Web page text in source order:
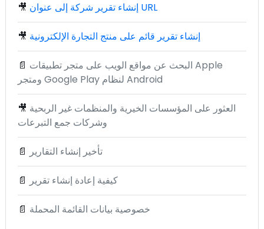
🎥 إنشاء تقرير شركة إلى عنوان URL
🎥 إنشاء تقرير قائم على منتج التجارة الإلكترونية
📄 البحث عن مواقع الويب على متجر تطبيقات Apple
ومتجر Google Play لنظام Android
🎥 العثور على المؤسسات الخيرية والمنظمات غير الربحية
وشركات جمع التبرعات
📄 تأخير إنشاء التقارير
📄 كيفية إعادة إنشاء تقرير
📄 خصوصية بيانات القائمة المحملة